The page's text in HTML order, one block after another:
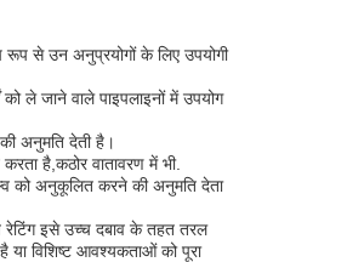
से उन अनुप्रयोगों के लिए उपयोगी
ले जाने वाले पाइपलाइनों में उपयोग
अनुमति देती है।
है,कठोर वातावरण में भी.
को अनुकूलित करने की अनुमति देता
रेटिंग इसे उच्च दबाव के तहत तरल
विशिष्ट आवश्यकताओं को पूरा